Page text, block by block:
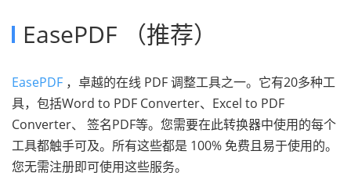
EasePDF （推荐）
EasePDF ，卓越的在线 PDF 调整工具之一。它有20多种工
具，包括Word to PDF Converter、Excel to PDF
Converter、 签名PDF等。您需要在此转换器中使用的每个
工具都触手可及。所有这些都是 100% 免费且易于使用的。
您无需注册即可使用这些服务。